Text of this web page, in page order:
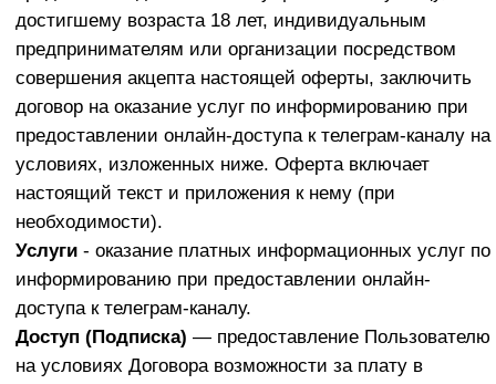
отраженной в названии материала.
Исполнителем и / или привлеченными им экспертами
результаты интеллектуальной деятельности: чек-
листы, шаблоны документов, шпаргалки, инструкции,
материалы, авторские права и исключительные
права, на которые принадлежатЗаварзину Максиму
Результаты интеллектуальной деятельности
охраняемые законом произведения: аудиовизуальные
произведения (записи видео, видеотрансляции,
документов, шпаргалки, инструкции, таблицы, блок-
схемы, презентации и другие материалы,
размещенные Исполнителем на Сайте, в телеграм-
канале, в Чате.
Автор- автор информационных материалов,